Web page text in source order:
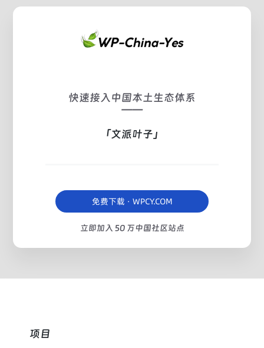
快速接入中国本土生态体系
——
「文派叶子」
免费下载 · WPCY.COM
立即加入 50 万中国社区站点
项目